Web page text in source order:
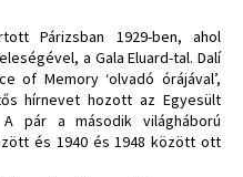
Párizsban 1929-ben, ahol
a Gala Eluard-tal. Dalí
of Memory ‘olvadó órájával’,
hírnevet hozott az Egyesült
A pár a második világháború
és 1940 és 1948 között ott